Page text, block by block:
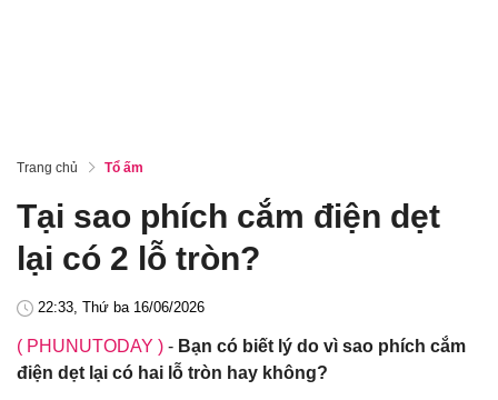
Trang chủ Tổ ấm
Tại sao phích cắm điện dẹt
lại có 2 lỗ tròn?
22:33, Thứ ba 16/06/2026
( PHUNUTODAY ) - Bạn có biết lý do vì sao phích cắm
điện dẹt lại có hai lỗ tròn hay không?